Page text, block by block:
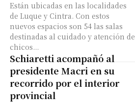
Están ubicadas en las localidades
de Luque y Cintra. Con estos
nuevos espacios son 54 las salas
destinadas al cuidado y atención de
chicos...
Schiaretti acompañó al
presidente Macri en su
recorrido por el interior
provincial